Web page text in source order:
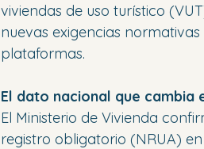
viviendas de uso turístico
nuevas exigencias
plataformas.
El dato nacional que cambia
El Ministerio de Vivienda
registro obligatorio (NRUA)